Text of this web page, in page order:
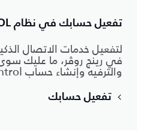
تفعيل حسابك في نظام INCONTROL
لتفعيل خدمات الاتصال
في رينج روڤر، ما عليك
والترفيه وإنشاء حساب InControl.
تفعيل حسابك